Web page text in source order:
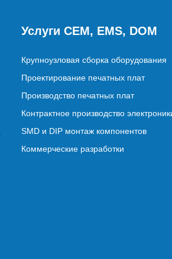
Услуги CEM, EMS, DOM
Крупноузловая сборка оборудования
Проектирование печатных плат
Производство печатных плат
Контрактное производство
SMD и DIP монтаж компонентов
Коммерческие разработки